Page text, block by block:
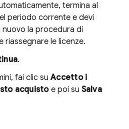
termina al
periodo corrente e devi
nuovo la procedura di
riassegnare le licenze.
.
fai clic suAccetto i
acquistoe poi su Salva